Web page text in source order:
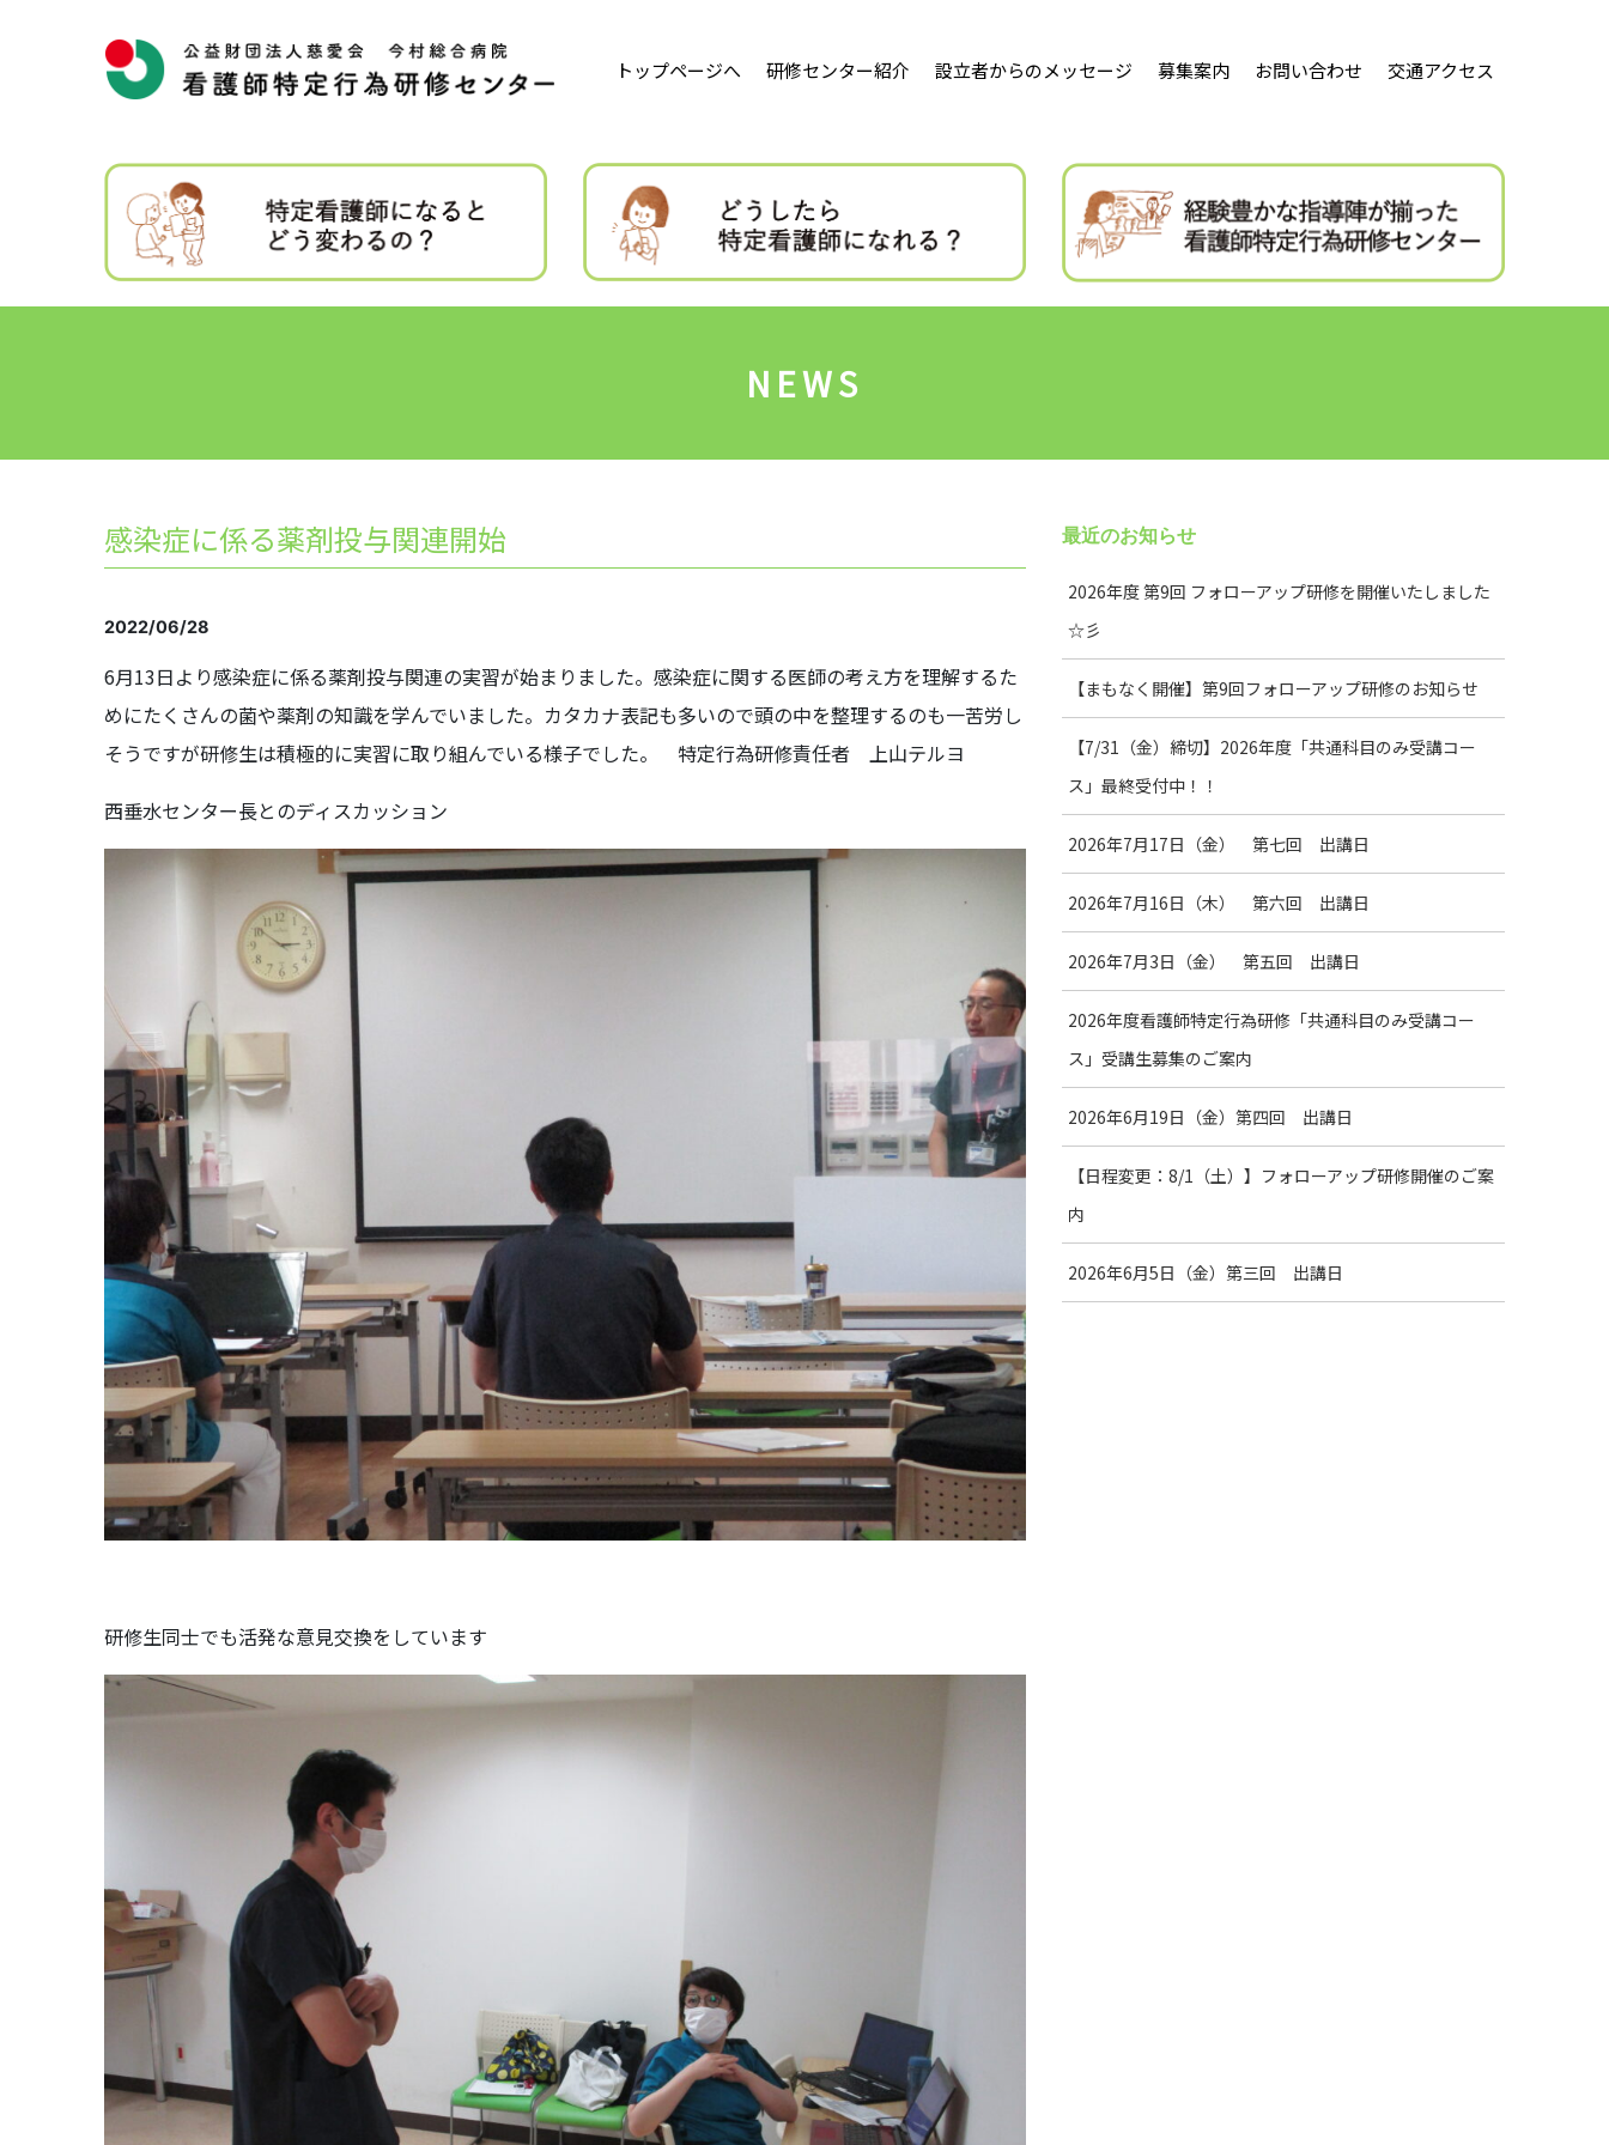
トップページへ 研修センター紹介 設立者からのメッセージ 募集案内 お問い合わせ 交通アクセス
NEWS
感染症に係る薬剤投与関連開始
2022/06/28
6月13日より感染症に係る薬剤投与関連の実習が始まりました。感染症に関する医師の考え方を理解するた
めにたくさんの菌や薬剤の知識を学んでいました。カタカナ表記も多いので頭の中を整理するのも一苦労し
そうですが研修生は積極的に実習に取り組んでいる様子でした。 特定行為研修責任者 上山テルヨ
西垂水センター長とのディスカッション
研修生同士でも活発な意見交換をしています
最近のお知らせ
2026年度 第9回 フォローアップ研修を開催いたしました
☆彡
【まもなく開催】第9回フォローアップ研修のお知らせ
【7/31（金）締切】2026年度「共通科目のみ受講コー
ス」最終受付中！！
2026年7月17日（金） 第七回 出講日
2026年7月16日（木） 第六回 出講日
2026年7月3日（金） 第五回 出講日
2026年度看護師特定行為研修「共通科目のみ受講コー
ス」受講生募集のご案内
2026年6月19日（金）第四回 出講日
【日程変更：8/1（土）】フォローアップ研修開催のご案
内
2026年6月5日（金）第三回 出講日